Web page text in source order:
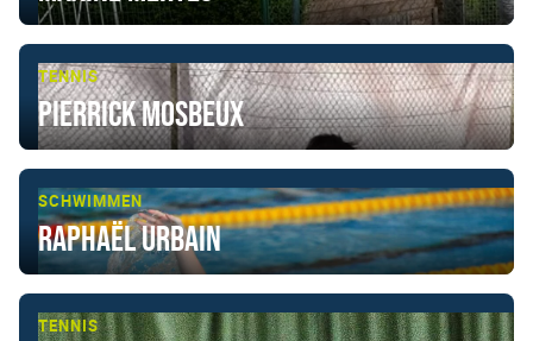
TENNIS
Pierrick Mosbeux
SCHWIMMEN
Raphaël Urbain
TENNIS